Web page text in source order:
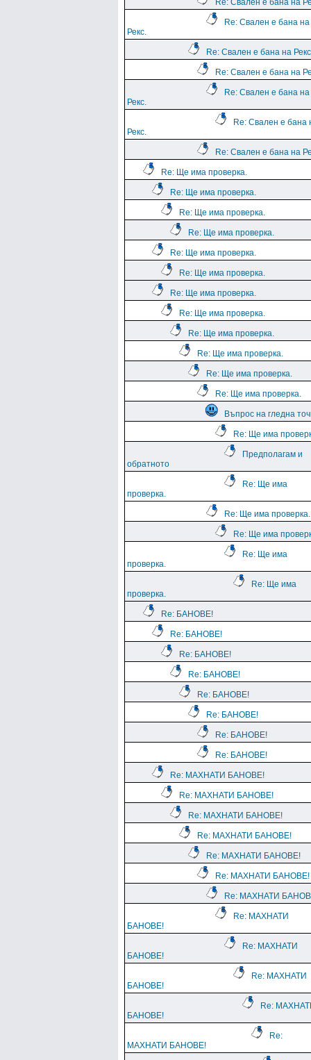
Re: Свален е бана на
Re: Свален е бана на
Рекс.
Re: Свален е бана на
Re: Свален е бана на
Re: Свален е бана на
Рекс.
Re: Свален е бана
Рекс.
Re: Свален е бана на
Re: Ще има проверка.
Re: Ще има проверка.
Re: Ще има проверка.
Re: Ще има проверка.
Re: Ще има проверка.
Re: Ще има проверка.
Re: Ще има проверка.
Re: Ще има проверка.
Re: Ще има проверка.
Re: Ще има проверка.
Re: Ще има проверка.
Re: Ще има проверка.
Въпрос на гледна
Re: Ще има
Предполагам и
обратното
Re: Ще има
проверка.
Re: Ще има проверка.
Re: Ще има
Re: Ще има
проверка.
Re: Ще има
проверка.
Re: БАНОВЕ!
Re: БАНОВЕ!
Re: БАНОВЕ!
Re: БАНОВЕ!
Re: БАНОВЕ!
Re: БАНОВЕ!
Re: БАНОВЕ!
Re: БАНОВЕ!
Re: МАХНАТИ БАНОВЕ!
Re: МАХНАТИ БАНОВЕ!
Re: МАХНАТИ БАНОВЕ!
Re: МАХНАТИ БАНОВЕ!
Re: МАХНАТИ БАНОВЕ!
Re: МАХНАТИ БАНОВЕ!
Re: МАХНАТИ
Re: МАХНАТИ
БАНОВЕ!
Re: МАХНАТИ
БАНОВЕ!
Re: МАХНАТИ
БАНОВЕ!
Re:
БАНОВЕ!
Re:
МАХНАТИ БАНОВЕ!